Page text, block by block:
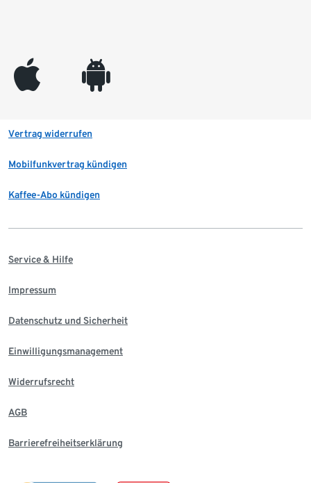
appleinc android
Vertrag widerrufen
Mobilfunkvertrag kündigen
Kaffee-Abo kündigen
Service & Hilfe
Impressum
Datenschutz und Sicherheit
Einwilligungsmanagement
Widerrufsrecht
AGB
Barrierefreiheitserklärung